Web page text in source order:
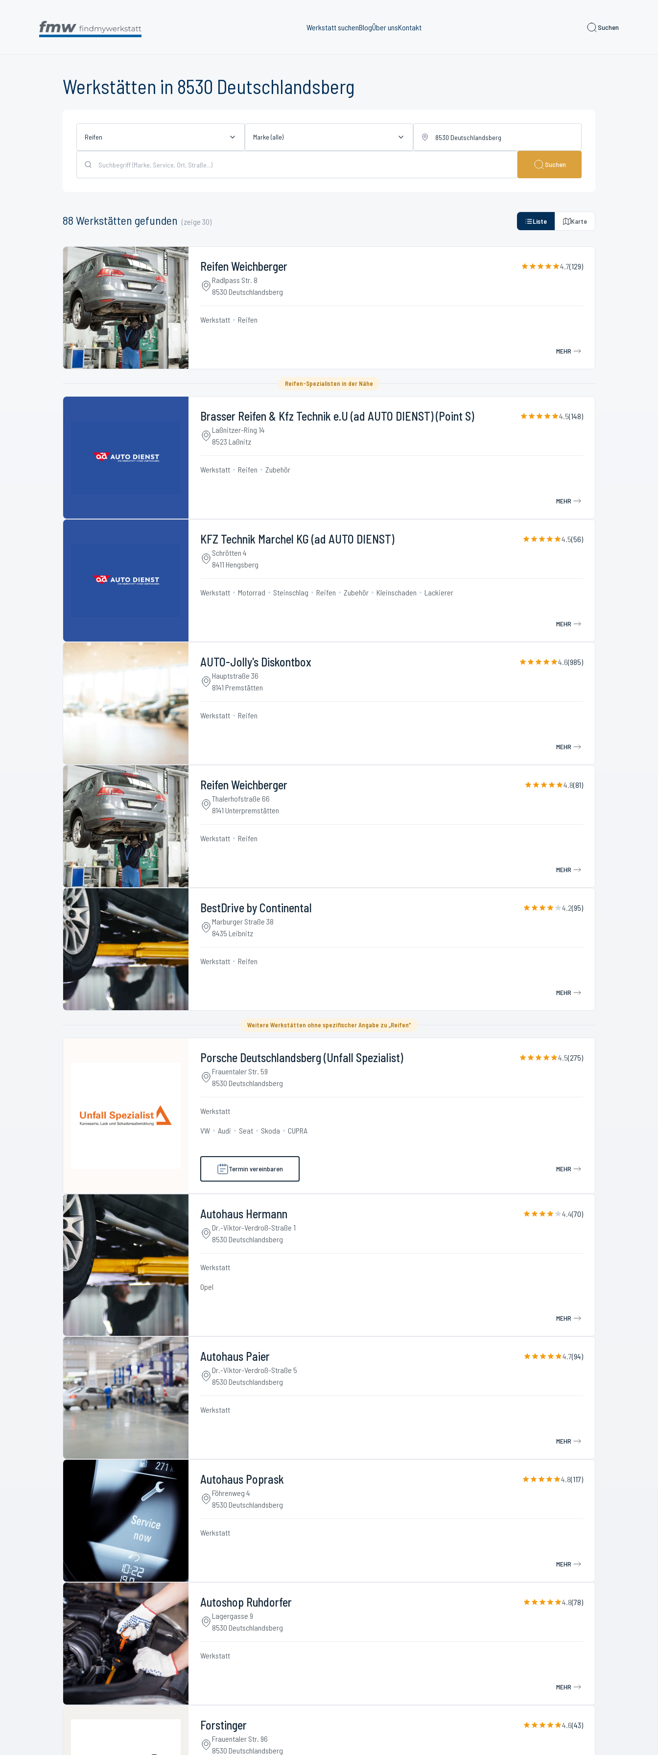
Werkstatt suchenBlogÜber unsKontakt Suchen
Werkstätten in 8530 Deutschlandsberg
Reifen Marke (alle)
Suchen
88 Werkstätten gefunden (zeige 30) Liste Karte
Reifen Weichberger 4.7(129)
Radlpass Str. 8
8530 Deutschlandsberg
Werkstatt Reifen
MEHR
Reifen-Spezialisten in der Nähe
Brasser Reifen & Kfz Technik e.U (ad AUTO DIENST) (Point S) 4.5(148)
Laßnitzer-Ring 14
8523 Laßnitz
Werkstatt Reifen Zubehör
MEHR
KFZ Technik Marchel KG (ad AUTO DIENST) 4.5(56)
Schrötten 4
8411 Hengsberg
Werkstatt Motorrad Steinschlag Reifen Zubehör Kleinschaden Lackierer
MEHR
AUTO-Jolly's Diskontbox 4.6(985)
Hauptstraße 36
8141 Premstätten
Werkstatt Reifen
MEHR
Reifen Weichberger 4.8(81)
Thalerhofstraße 66
8141 Unterpremstätten
Werkstatt Reifen
MEHR
BestDrive by Continental 4.2(95)
Marburger Straße 38
8435 Leibnitz
Werkstatt Reifen
MEHR
Weitere Werkstätten ohne spezifischer Angabe zu „Reifen“
Porsche Deutschlandsberg (Unfall Spezialist) 4.5(275)
Frauentaler Str. 59
8530 Deutschlandsberg
Werkstatt
VW Audi Seat Skoda CUPRA
Termin vereinbaren MEHR
Autohaus Hermann 4.4(70)
Dr.-Viktor-Verdroß-Straße 1
8530 Deutschlandsberg
Werkstatt
Opel
MEHR
Autohaus Paier 4.7(94)
Dr.-Viktor-Verdroß-Straße 5
8530 Deutschlandsberg
Werkstatt
MEHR
Autohaus Poprask 4.8(117)
Föhrenweg 4
8530 Deutschlandsberg
Werkstatt
MEHR
Autoshop Ruhdorfer 4.8(78)
Lagergasse 9
8530 Deutschlandsberg
Werkstatt
MEHR
Forstinger 4.6(43)
Frauentaler Str. 96
8530 Deutschlandsberg